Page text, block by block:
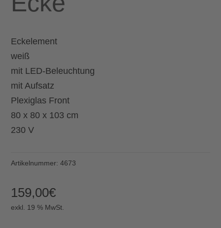
Eckelement
weiß
mit LED-Beleuchtung
mit Aufsatz
Plexiglas Front
80 x 80 x 103 cm
230 V
Artikelnummer:4673
159,00€
exkl. 19 % MwSt.